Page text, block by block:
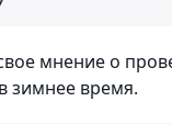
мнение о
зимнее время.